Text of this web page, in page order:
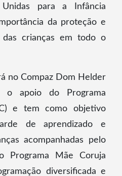
para a Infância
da proteção e
das crianças em todo o
no Compaz Dom Helder
o apoio do Programa
e tem como objetivo
de aprendizado e
acompanhadas pelo
Programa Mãe Coruja
diversificada e